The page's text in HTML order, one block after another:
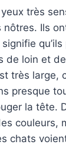
très
Ils
de loin et
très large,
presque
la tête.
couleurs,
chats